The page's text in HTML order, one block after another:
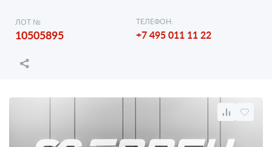
ЛОТ №
10505895
ТЕЛЕФОН:
+7 495 011 11 22